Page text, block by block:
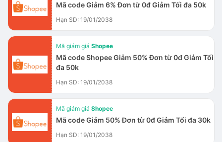
Mã code Giảm 6% Đơn từ 0đ Giảm Tối đa 50k
Hạn SD: 19/01/2038
Mã giảm giá Shopee
Mã code Shopee Giảm 50% Đơn từ 0đ Giảm Tối
đa 50k
Hạn SD: 19/01/2038
Mã giảm giá Shopee
Mã code Giảm 50% Đơn từ 0đ Giảm Tối đa 30k
Hạn SD: 19/01/2038